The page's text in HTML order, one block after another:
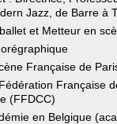
Jazz, de Barre à
et Metteur en
Française de
Française
(FFDCC)
en Belgique